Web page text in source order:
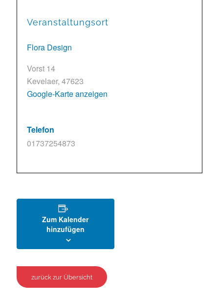
Veranstaltungsort
Flora Design
Vorst 14
Kevelaer, 47623
Google-Karte anzeigen
Telefon
01737254873
Zum Kalender
hinzufügen
zurück zur Übersicht